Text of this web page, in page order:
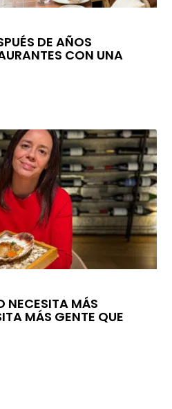
DE AÑOS
CON UNA
NECESITA MÁS
MÁS GENTE QUE